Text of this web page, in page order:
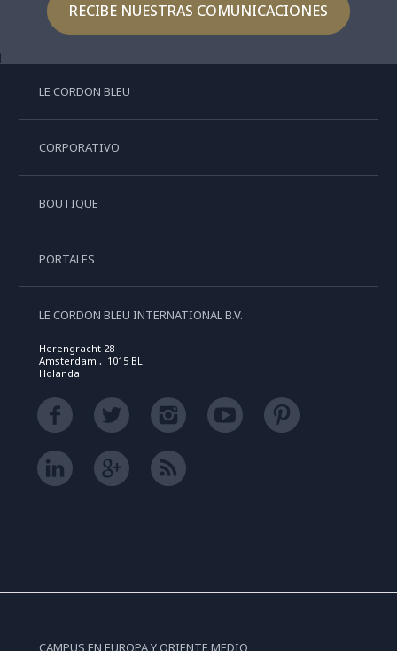
RECIBE NUESTRAS COMUNICACIONES
LE CORDON BLEU
CORPORATIVO
BOUTIQUE
PORTALES
LE CORDON BLEU INTERNATIONAL B.V.
Herengracht 28
Amsterdam , 1015 BL
Holanda
CAMPUS EN EUROPA Y ORIENTE MEDIO